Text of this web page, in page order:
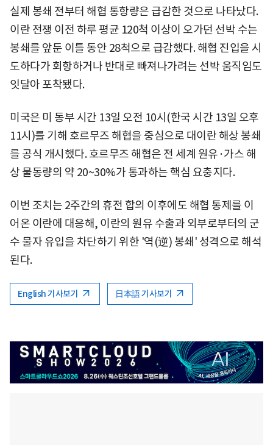
실제 봉쇄 전부터 해협 통항량은 급감한 것으로 나타났다.
이란 전쟁 이전 하루 평균 120척 이상이 오가던 선박 수는
봉쇄를 앞둔 이틀 동안 28척으로 급감했다. 해협 진입을 시
도하다가 회항하거나 반대로 빠져나가려는 선박 움직임도
잇달아 포착됐다.
미국은 미 동부 시간 13일 오전 10시(한국 시간 13일 오후
11시)를 기해 호르무즈 해협을 중심으로 대이란 해상 봉쇄
를 공식 개시했다. 호르무즈 해협은 전 세계 원유·가스 해
상 물동량의 약 20~30%가 통과하는 핵심 요충지다.
이번 조치는 2주간의 휴전 합의 이후에도 해협 통제를 이
어온 이란에 대응해, 이란의 원유 수출과 외부로부터의 군
수 물자 유입을 차단하기 위한 '역(逆) 봉쇄' 성격으로 해석
된다.
English 기사보기 日本語 기사보기